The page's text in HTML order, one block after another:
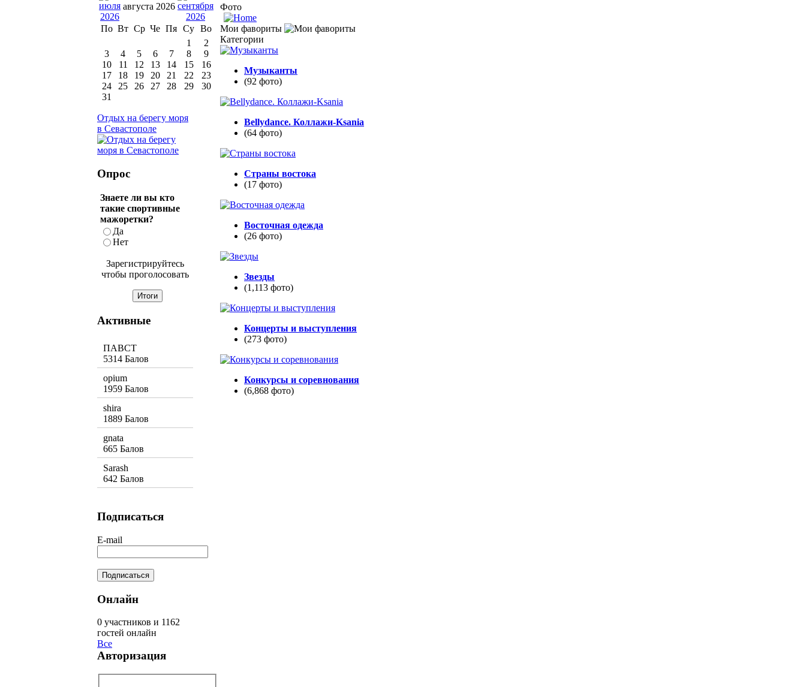
Фото
Мои фавориты
Категории
Музыканты
(92 фото)
Bellydance. Коллажи-Ksania
(64 фото)
Страны востока
(17 фото)
Восточная одежда
(26 фото)
Звезды
(1,113 фото)
Концерты и выступления
(273 фото)
Конкурсы и соревнования
(6,868 фото)
августа 2026
По Вт Ср Че Пя Су Во
1
2
3
4 5 6 7 8
9
10
11 12 13 14 15
16
17
18 19 20 21 22
23
24
25 26 27 28 29
30
31
Отдых на берегу моря
в Севастополе
Опрос
Знаете ли вы кто
такие спортивные
мажоретки?
Да
Нет
Зарегистрируйтесь
чтобы проголосовать
Активные
ПАВСТ
5314 Балов
opium
1959 Балов
shira
1889 Балов
gnata
665 Балов
Sarash
642 Балов
Подписаться
E-mail
Онлайн
0 участников и 1162
гостей онлайн
Все
Авторизация